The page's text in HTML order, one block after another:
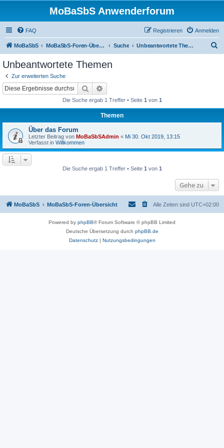
MoBaSbS Anwenderforum
FAQ Anmelden
Registrieren
MoBaSbS MoBaSbS-Foren-Übersicht Suche Unbeantwortete Themen
Unbeantwortete Themen
Zur erweiterten Suche
Suche
Die Suche ergab 1 Treffer • Seite 1 von 1
Themen
Über das Forum
Letzter Beitrag von MoBaSbSAdmin « Mi 30. Okt 2019, 13:15
Verfasst in Willkommen
Die Suche ergab 1 Treffer • Seite 1 von 1
Gehe zu
MoBaSbS MoBaSbS-Foren-Übersicht Alle Zeiten sind UTC+02:00
Powered by phpBB® Forum Software © phpBB Limited
Deutsche Übersetzung durch phpBB.de
Datenschutz| Nutzungsbedingungen